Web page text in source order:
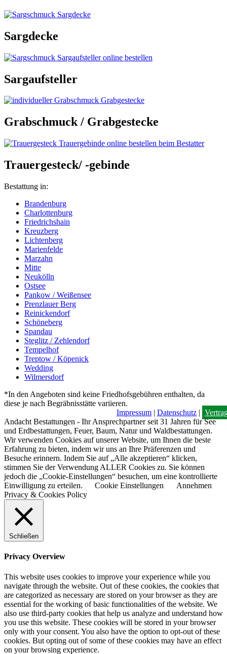
Sargdecke
Sargaufsteller
Grabschmuck / Grabgestecke
Trauergesteck/ -gebinde
Bestattung in:
Brandenburg
Charlottenburg
Friedrichshain
Kreuzberg
Lichtenberg
Marienfelde
Marzahn
Mitte
Neukölln
Ostsee
Pankow / Weißensee
Prenzlauer Berg
Reinickendorf
Schöneberg
Spandau
Steglitz / Zehlendorf
Tempelhof
Treptow / Köpenick
Wedding
Wilmersdorf
*In den Angeboten sind keine Friedhofsgebühren enthalten, da
diese je nach Begräbnisstätte variieren.
Impressum | Datenschutz |
Andacht Bestattungen - Ihr Ansprechpartner seit 31 Jahren für See
und Erdbestattungen, Feuer, Baum, Natur und Waldbestattungen.
Wir verwenden Cookies auf unserer Website, um Ihnen die beste
Erfahrung zu bieten, indem wir uns an Ihre Präferenzen und
Besuche erinnern. Indem Sie auf „Alle akzeptieren“ klicken,
stimmen Sie der Verwendung ALLER Cookies zu. Sie können
jedoch die „Cookie-Einstellungen“ besuchen, um eine kontrollierte
Einwilligung zu erteilen.
Cookie Einstellungen
Annehmen
Privacy & Cookies Policy
Schließen
Privacy Overview
This website uses cookies to improve your experience while you
navigate through the website. Out of these cookies, the cookies that
are categorized as necessary are stored on your browser as they are
essential for the working of basic functionalities of the website. We
also use third-party cookies that help us analyze and understand how
you use this website. These cookies will be stored in your browser
only with your consent. You also have the option to opt-out of these
cookies. But opting out of some of these cookies may have an effect
on your browsing experience.